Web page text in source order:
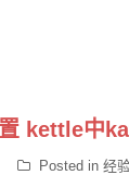
kettle中
Posted in 经